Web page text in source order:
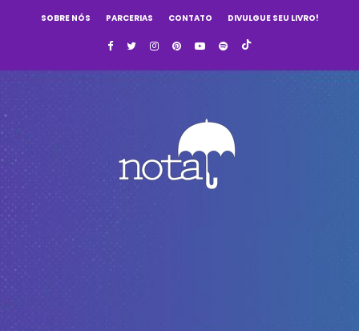
SOBRE NÓS PARCERIAS CONTATO DIVULGUE SEU LIVRO!